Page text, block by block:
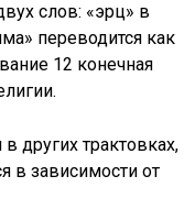
слов: «эрц» в
переводится как
12 конечная
других трактовках,
в зависимости от